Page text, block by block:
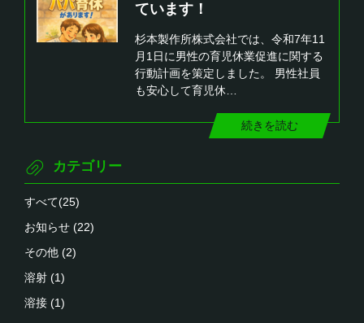
ています！
杉本製作所株式会社では、令和7年11
月1日に男性の育児休業促進に関する
行動計画を策定しました。 男性社員
も安心して育児休…
続きを読む
カテゴリー
すべて(25)
お知らせ (22)
その他 (2)
溶射 (1)
溶接 (1)